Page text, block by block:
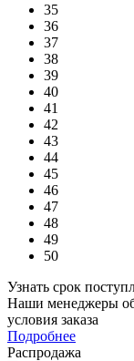
35
36
37
38
39
40
41
42
43
44
45
46
47
48
49
50
Узнать срок
Наши менеджеры
условия заказа
Подробнее
Распродажа